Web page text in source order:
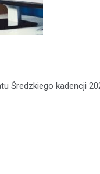
Średzkiego kadencji